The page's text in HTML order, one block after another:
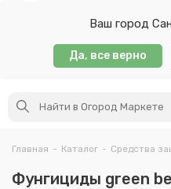
Ваш город
Да, все верно
Главная - Каталог - Средства
Фунгициды green